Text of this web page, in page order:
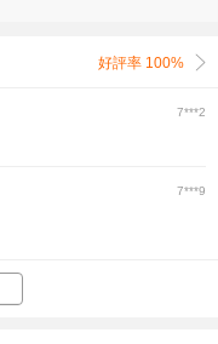
好評率 100%
7***2
7***9